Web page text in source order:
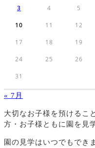
3 4 5
10 11 12
17 18 19
24 25 26
31
« 7月
大切なお子様を預けるこ
方・お子様ともに園を見
園の見学はいつでもでき